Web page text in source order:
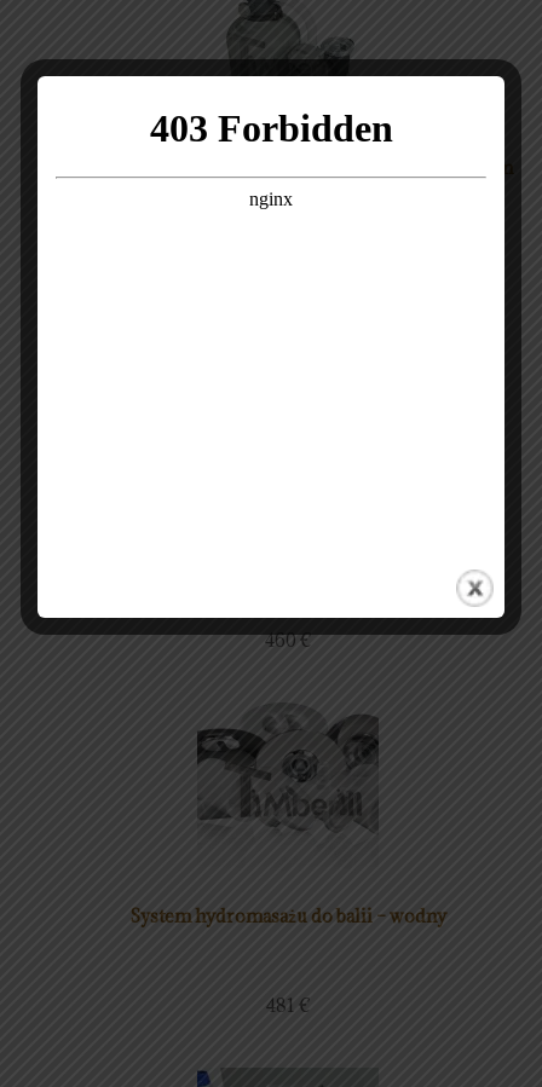
System filtracji wody do balii i basenów z drewnianym
pudełkiem
460€
System hydromasażu do balii – wodny
481 €